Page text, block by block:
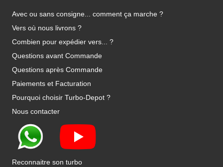
Avec ou sans consigne... comment ça marche ?
Vers où nous livrons ?
Combien pour expédier vers... ?
Questions avant Commande
Questions après Commande
Paiements et Facturation
Pourquoi choisir Turbo-Depot ?
Nous contacter
Reconnaitre son turbo